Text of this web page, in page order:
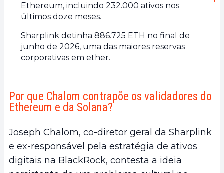
Ethereum, incluindo 232.000 ativos nos
últimos doze meses.
Sharplink detinha 886.725 ETH no final de
junho de 2026, uma das maiores reservas
corporativas em ether.
Por que Chalom contrapõe os validadores do
Ethereum e da Solana?
Joseph Chalom, co-diretor geral da Sharplink
e ex-responsável pela estratégia de ativos
digitais na BlackRock, contesta a ideia